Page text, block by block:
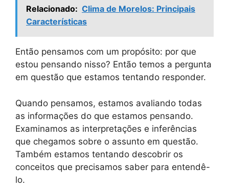
Relacionado: Clima de Morelos: Principais
Características
Então pensamos com um propósito: por que
estou pensando nisso? Então temos a pergunta
em questão que estamos tentando responder.
Quando pensamos, estamos avaliando todas
as informações do que estamos pensando.
Examinamos as interpretações e inferências
que chegamos sobre o assunto em questão.
Também estamos tentando descobrir os
conceitos que precisamos saber para entendê-
lo.